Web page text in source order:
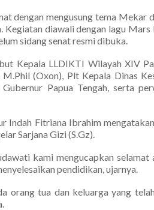
dengan mengusung tema Mekar
Kegiatan diawali dengan lagu
sidang senat resmi dibuka.
Kepala LLDIKTI Wilayah XIV
(Oxon), Plt Kepala Dinas
Papua Tengah, serta
Indah Fitriana Ibrahim
Sarjana Gizi (S.Gz).
kami mengucapkan
pendidikan, ujarnya.
orang tua dan keluarga yang